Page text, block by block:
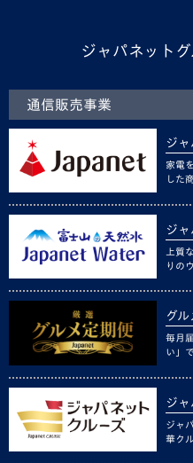
ジャパネット
通信販売事業
ジ
家電
した
ジ
上質
りの
グ
毎月
い」
ジ
ジャ
華ク